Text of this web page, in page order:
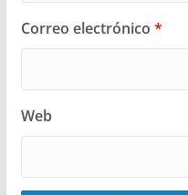
Correo electrónico *
Web